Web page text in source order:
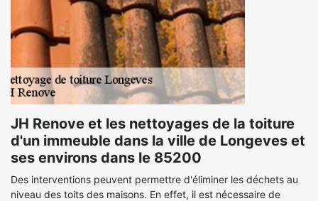
JH Renove et les nettoyages de la toiture
d'un immeuble dans la ville de Longeves et
ses environs dans le 85200
Des interventions peuvent permettre d'éliminer les déchets au
niveau des toits des maisons. En effet, il est nécessaire de